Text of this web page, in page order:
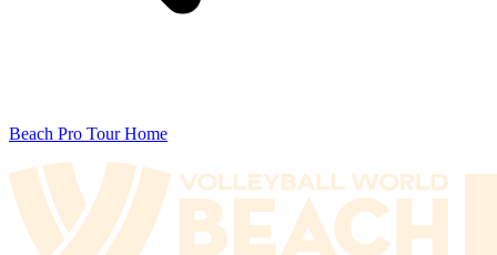
Beach Pro Tour Home